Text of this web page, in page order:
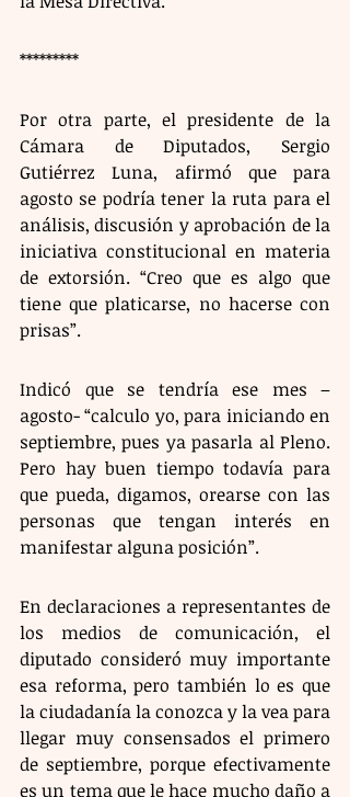
*********
Por otra parte, el presidente de la
Cámara de Diputados, Sergio
Gutiérrez Luna, afirmó que para
agosto se podría tener la ruta para el
análisis, discusión y aprobación de la
iniciativa constitucional en materia
de extorsión. “Creo que es algo que
tiene que platicarse, no hacerse con
prisas”.
Indicó que se tendría ese mes –
agosto- “calculo yo, para iniciando en
septiembre, pues ya pasarla al Pleno.
Pero hay buen tiempo todavía para
que pueda, digamos, orearse con las
personas que tengan interés en
manifestar alguna posición”.
En declaraciones a representantes de
los medios de comunicación, el
diputado consideró muy importante
esa reforma, pero también lo es que
la ciudadanía la conozca y la vea para
llegar muy consensados el primero
de septiembre, porque efectivamente
es un tema que le hace mucho daño a